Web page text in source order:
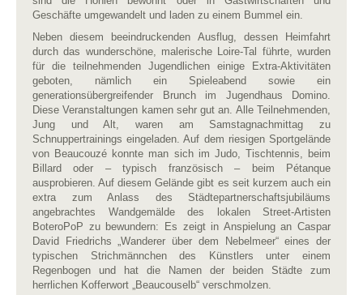
Geschäfte umgewandelt und laden zu einem Bummel ein.
Neben diesem beeindruckenden Ausflug, dessen Heimfahrt
durch das wunderschöne, malerische Loire-Tal führte, wurden
für die teilnehmenden Jugendlichen einige Extra-Aktivitäten
geboten, nämlich ein Spieleabend sowie ein
generationsübergreifender Brunch im Jugendhaus Domino.
Diese Veranstaltungen kamen sehr gut an. Alle Teilnehmenden,
Jung und Alt, waren am Samstagnachmittag zu
Schnuppertrainings eingeladen. Auf dem riesigen Sportgelände
von Beaucouzé konnte man sich im Judo, Tischtennis, beim
Billard oder – typisch französisch – beim Pétanque
ausprobieren. Auf diesem Gelände gibt es seit kurzem auch ein
extra zum Anlass des Städtepartnerschaftsjubiläums
angebrachtes Wandgemälde des lokalen Street-Artisten
BoteroPoP zu bewundern: Es zeigt in Anspielung an Caspar
David Friedrichs „Wanderer über dem Nebelmeer“ eines der
typischen Strichmännchen des Künstlers unter einem
Regenbogen und hat die Namen der beiden Städte zum
herrlichen Kofferwort „Beaucouselb“ verschmolzen.